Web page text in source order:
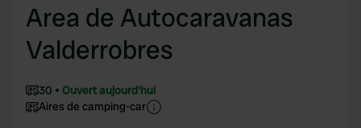
Area de Autocaravanas
Valderrobres
30
Ouvert aujourd'hui
Aires de camping-car